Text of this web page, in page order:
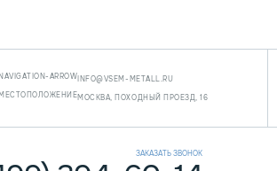
INFO@VSEM-METALL.RU
МОСКВА, ПОХОДНЫЙ ПРОЕЗД, 16
ЗАКАЗАТЬ ЗВОНОК